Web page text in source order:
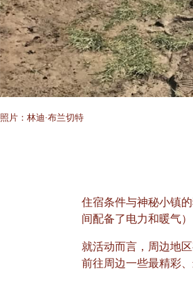
照片：林迪·布兰切特
住宿条件与神秘小镇
间配备了电力和暖气
就活动而言，周边地
前往周边一些最精彩